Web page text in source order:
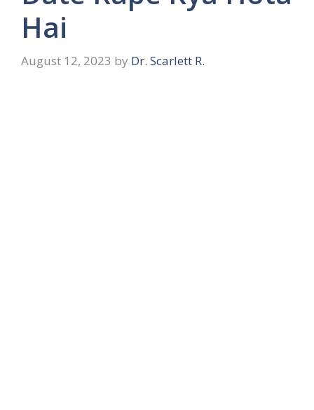
Hai
August 12, 2023 by Dr. Scarlett R.